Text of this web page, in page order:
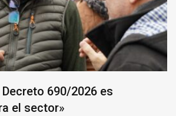
nunca antes: comenzaron
iluminación entre Sauce Viejo